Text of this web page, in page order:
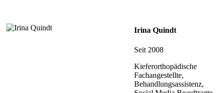
Irina Quindt
Seit 2008
Kieferorthopädische
Fachangestellte,
Behandlungsassistenz,